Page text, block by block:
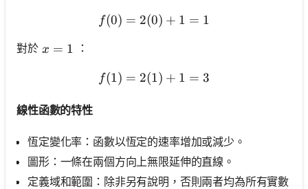
f(0)=2(0)+1=1
f(0) = 2(0) + 1 = 1
對於 x=1
x = 1 ：
f(1)=2(1)+1=3
f(1) = 2(1) + 1 = 3
線性函數的特性
恆定變化率：函數以恆定的速率增加或減少。
圖形：一條在兩個方向上無限延伸的直線。
定義域和範圍：除非另有說明，否則兩者均為所有實數